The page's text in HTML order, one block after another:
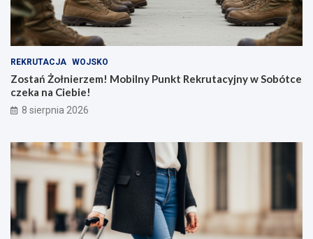
REKRUTACJA WOJSKO
Zostań Żołnierzem! Mobilny Punkt Rekrutacyjny w Sobótce
czeka na Ciebie!
8 sierpnia 2026